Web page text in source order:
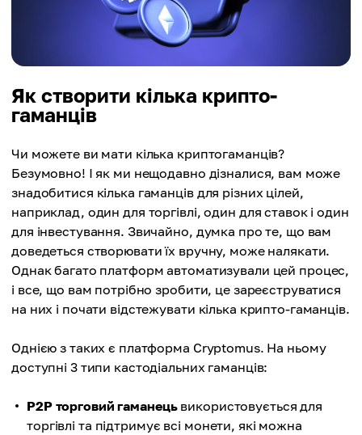
безпеки, як-от 2FA або резервні копії, що додає
додатковий рівень захисту. А розподіляючи
криптовалюту між декількома гаманцями з
різними рівнями безпеки, ви зменшуєте ризик
втрати всіх своїх коштів у разі злому одного з
гаманців.
упущено, можливої втрати коштів уникнути вже
Якщо хтось шляхом злому отримує той самий
рівень доступу до сервісу, де кілька токенів
вкрасти всі монети. Але якщо монети
зберігаються за різними адресами та в різних
блокчейнах, і вони мають різні приватні ключі, то
злом доступу до однієї монети не дає хакеру
доступу до інших монет.
Як створити кілька крипто-
гаманців
Чи можете ви мати кілька криптогаманців?
Безумовно! І як ми нещодавно дізналися, вам може
знадобитися кілька гаманців для різних цілей,
наприклад, один для торгівлі, один для ставок і один
для інвестування. Звичайно, думка про те, що вам
доведеться створювати їх вручну, може налякати.
Однак багато платформ автоматизували цей процес,
і все, що вам потрібно зробити, це зареєструватися
на них і почати відстежувати кілька крипто-гаманців.
Однією з таких є платформа Cryptomus. На ньому
доступні 3 типи кастодіальних гаманців:
P2P торговий гаманецьвикористовується для
торгівлі та підтримує всі монети, які можна